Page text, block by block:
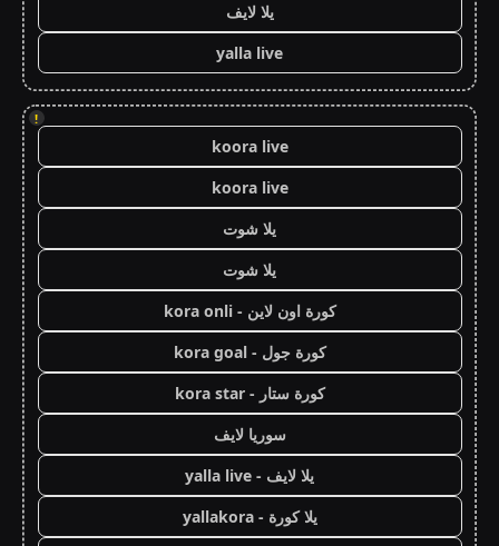
يلا لايف
yalla live
!
koora live
koora live
يلا شوت
يلا شوت
كورة اون لاين - kora onli
كورة جول - kora goal
كورة ستار - kora star
سوريا لايف
يلا لايف - yalla live
يلا كورة - yallakora